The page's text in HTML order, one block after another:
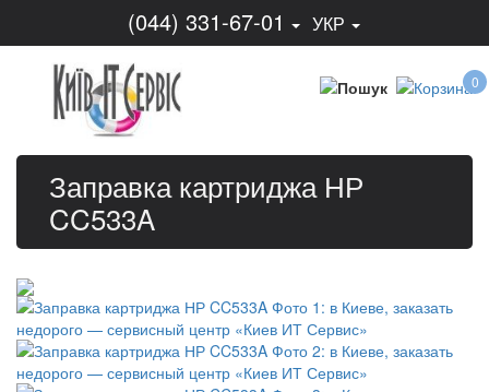
(044) 331-67-01 УКР
0
Заправка картриджа НР
CC533A